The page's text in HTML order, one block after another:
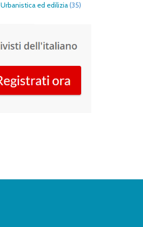
Urbanistica ed edilizia(35)